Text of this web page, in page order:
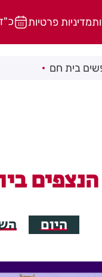
מדיניות פרטיות כ"ד
בית חם
הנצפים
היום